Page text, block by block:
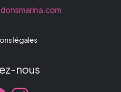
légales
nous